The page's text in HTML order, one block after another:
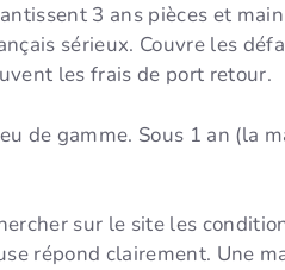
3 ans pièces et
sérieux. Couvre les
les frais de port retour.
de gamme. Sous 1 an (la
sur le site les
répond clairement. Une